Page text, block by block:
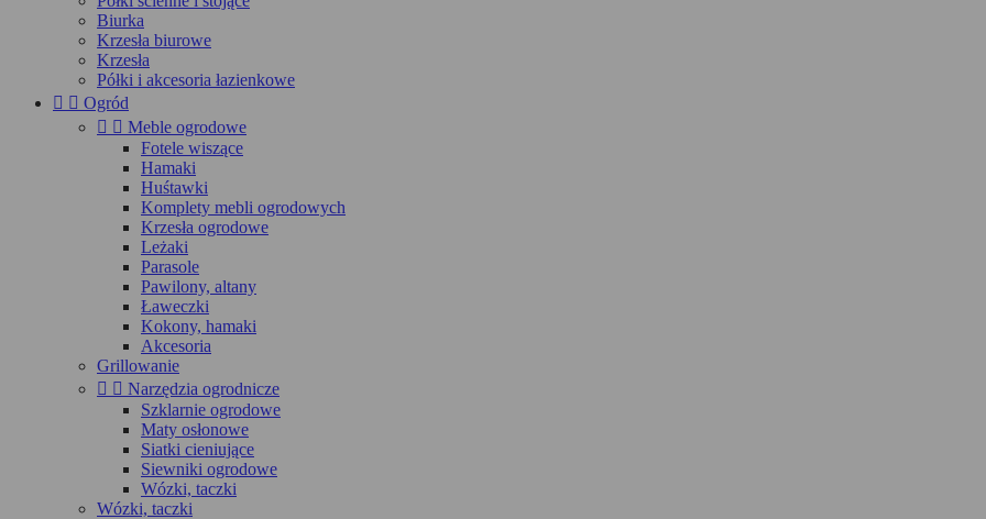
Biurka
Krzesła biurowe
Krzesła
Półki i akcesoria łazienkowe
  Ogród
  Meble ogrodowe
Fotele wiszące
Hamaki
Huśtawki
Komplety mebli ogrodowych
Krzesła ogrodowe
Leżaki
Parasole
Pawilony, altany
Ławeczki
Kokony, hamaki
Akcesoria
Grillowanie
  Narzędzia ogrodnicze
Szklarnie ogrodowe
Maty osłonowe
Siatki cieniujące
Siewniki ogrodowe
Wózki, taczki
Wózki, taczki